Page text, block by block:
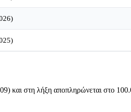
και στη λήξη αποπληρώνεται στο